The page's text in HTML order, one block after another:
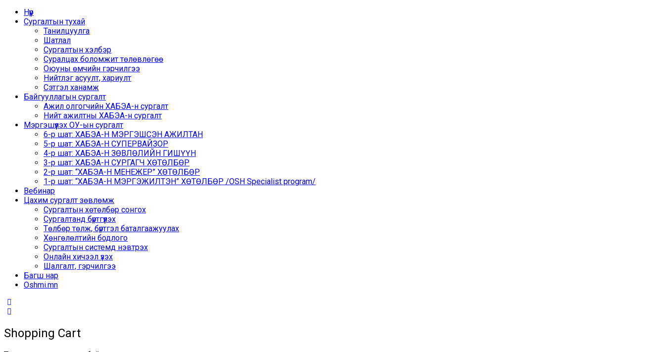
Нүүр
Сургалтын тухай
Танилцуулга
Шатлал
Сургалтын хэлбэр
Суралцах боломжит төлөвлөгөө
Оюуны өмчийн гэрчилгээ
Нийтлэг асуулт, хариулт
Сэтгэл ханамж
Байгууллагын сургалт
Ажил олгогчийн ХАБЭА-н сургалт
Нийт ажилтны ХАБЭА-н сургалт
Мэргэшүүлэх ОУ-ын сургалт
6-р шат: ХАБЭА-Н МЭРГЭШСЭН АЖИЛТАН
5-р шат: ХАБЭА-Н СУПЕРВАЙЗОР
4-р шат: ХАБЭА-Н ЗӨВЛӨЛИЙН ГИШҮҮН
3-р шат: ХАБЭА-Н СУРГАГЧ ХӨТӨЛБӨР
2-р шат: “ХАБЭА-Н МЕНЕЖЕР” ХӨТӨЛБӨР
1-р шат: “ХАБЭА-Н МЭРГЭЖИЛТЭН” ХӨТӨЛБӨР /OSH Specialist program/
Вебинар
Цахим сургалт зөвлөмж
Сургалтын хөтөлбөр сонгох
Сургалтанд бүртгүүлэх
Төлбөр төлж, бүртгэл баталгаажуулах
Хөнгөлөлтийн бодлого
Сургалтын системд нэвтрэх
Онлайн хичээл үзэх
Шалгалт, гэрчилгээ
Багш нар
Oshmi.mn
Shopping Cart